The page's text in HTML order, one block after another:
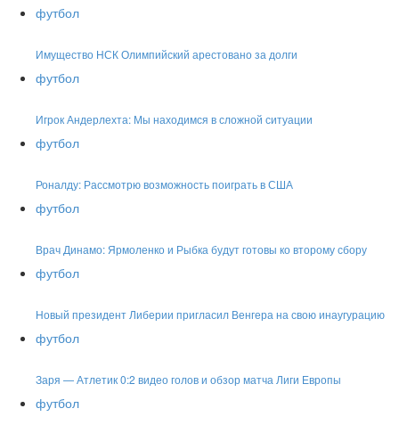
футбол
Имущество НСК Олимпийский арестовано за долги
футбол
Игрок Андерлехта: Мы находимся в сложной ситуации
футбол
Роналду: Рассмотрю возможность поиграть в США
футбол
Врач Динамо: Ярмоленко и Рыбка будут готовы ко второму сбору
футбол
Новый президент Либерии пригласил Венгера на свою инаугурацию
футбол
Заря — Атлетик 0:2 видео голов и обзор матча Лиги Европы
футбол